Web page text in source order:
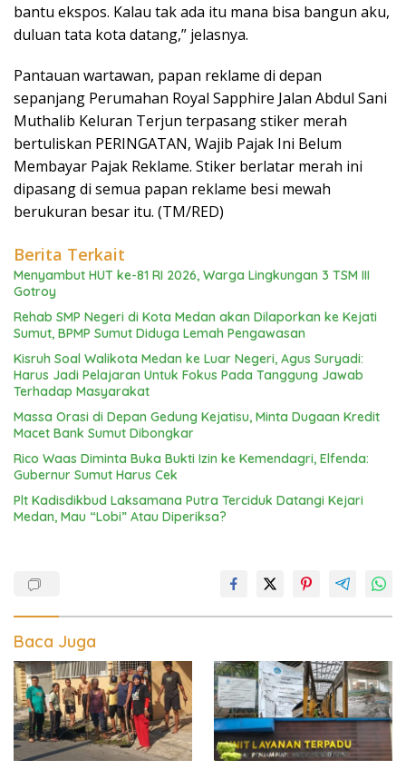
bantu ekspos. Kalau tak ada itu mana bisa bangun aku,
duluan tata kota datang,” jelasnya.
Pantauan wartawan, papan reklame di depan
sepanjang Perumahan Royal Sapphire Jalan Abdul Sani
Muthalib Keluran Terjun terpasang stiker merah
bertuliskan PERINGATAN, Wajib Pajak Ini Belum
Membayar Pajak Reklame. Stiker berlatar merah ini
dipasang di semua papan reklame besi mewah
berukuran besar itu. (TM/RED)
Berita Terkait
Menyambut HUT ke-81 RI 2026, Warga Lingkungan 3 TSM III
Gotroy
Rehab SMP Negeri di Kota Medan akan Dilaporkan ke Kejati
Sumut, BPMP Sumut Diduga Lemah Pengawasan
Kisruh Soal Walikota Medan ke Luar Negeri, Agus Suryadi:
Harus Jadi Pelajaran Untuk Fokus Pada Tanggung Jawab
Terhadap Masyarakat
Massa Orasi di Depan Gedung Kejatisu, Minta Dugaan Kredit
Macet Bank Sumut Dibongkar
Rico Waas Diminta Buka Bukti Izin ke Kemendagri, Elfenda:
Gubernur Sumut Harus Cek
Plt Kadisdikbud Laksamana Putra Terciduk Datangi Kejari
Medan, Mau “Lobi” Atau Diperiksa?
Baca Juga